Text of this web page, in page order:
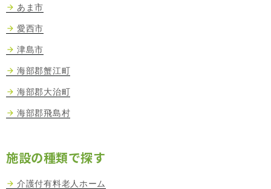
あま市
愛西市
津島市
海部郡蟹江町
海部郡大治町
海部郡飛島村
施設の種類で探す
介護付有料老人ホーム